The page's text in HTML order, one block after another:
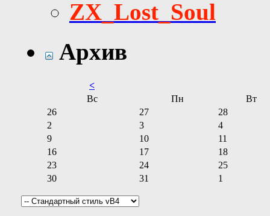
ZX_Lost_Soul
Архив
<
Вс
Пн
Вт
26
27
28
2
3
4
9
10
11
16
17
18
23
24
25
30
31 1